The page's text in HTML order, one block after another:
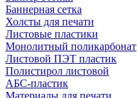
Баннерная сетка
Холсты для печати
Листовые пластики
Монолитный поликарбонат
Листовой ПЭТ пластик
Полистирол листовой
АБС-пластик
Материалы для печати